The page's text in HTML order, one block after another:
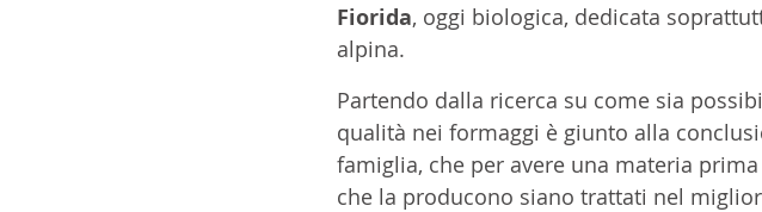
Fiorida, oggi biologica, dedicata
alpina.
Partendo dalla ricerca su come sia
qualità nei formaggi è giunto alla
famiglia, che per avere una materia
che la producono siano trattati nel